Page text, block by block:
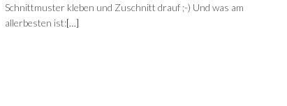
Schnittmuster kleben und Zuschnitt drauf ;-) Und was am
allerbesten ist:[…]